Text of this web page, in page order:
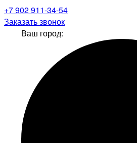
+7 902 911-34-54
Заказать звонок
Ваш город: